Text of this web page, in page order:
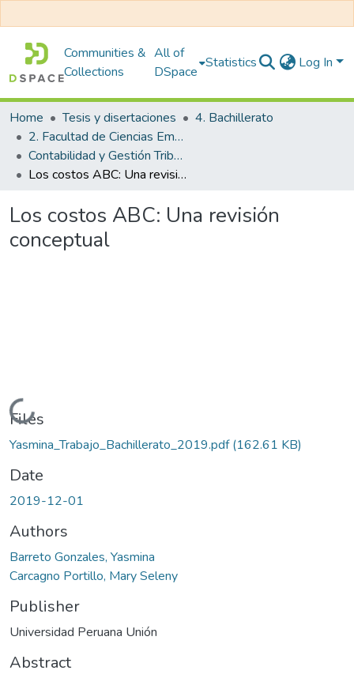
Communities &
Collections
All of
DSpace
Statistics Log In
Home Tesis y disertaciones
4. Bachillerato
2. Facultad de Ciencias Empresariales
Contabilidad y Gestión Tributaria
Los costos ABC: Una revisión conceptual
Los costos ABC: Una revisión
conceptual
Loading...
Files
Yasmina_Trabajo_Bachillerato_2019.pdf(162.61 KB)
Date
2019-12-01
Authors
Barreto Gonzales, Yasmina
Carcagno Portillo, Mary Seleny
Publisher
Universidad Peruana Unión
Abstract